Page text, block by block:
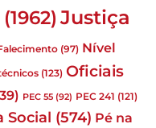
(1962) Justiça
(97) Nível
(123) Oficiais
PEC 55 (92) PEC 241 (121)
Social (574) Pé na